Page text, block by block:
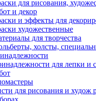
для рисования,
и декор
и эффекты для
художественные
для творчества
холсты,
для лепки и
для рисования и худож